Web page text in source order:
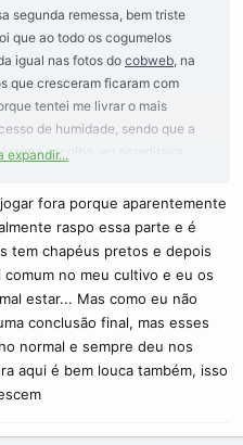
segunda remessa, bem triste
que ao todo os cogumelos
igual nas fotos do cobweb, na
que cresceram ficaram com
tentei me livrar o mais
de humidade, sendo que a
escolha, eu acreditava
a transbordar nosbolos.
expandir...
fora porque aparentemente
raspo essa parte e é
tem chapéus pretos e depois
no meu cultivo e eu os
estar... Mas como eu não
conclusão final, mas esses
normal e sempre deu nos
aqui é bem louca também, isso